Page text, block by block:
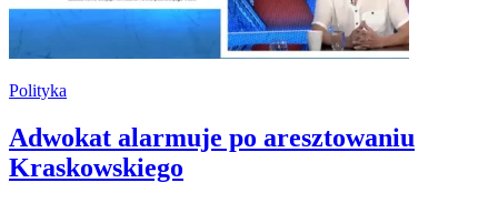
Polityka
Adwokat alarmuje po aresztowaniu
Kraskowskiego